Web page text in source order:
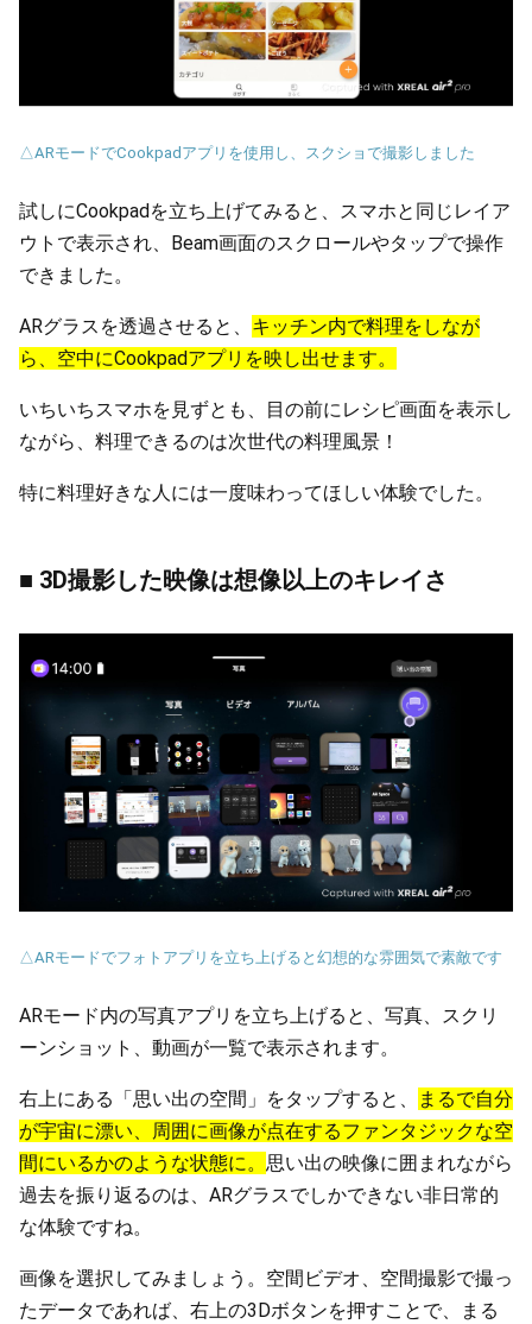
△ARモードでCookpadアプリを使用し、スクショで撮影しました
試しにCookpadを立ち上げてみると、スマホと同じレイア
ウトで表示され、Beam画面のスクロールやタップで操作
できました。
ARグラスを透過させると、 キッチン内で料理をしなが
ら、空中にCookpadアプリを映し出せます。
いちいちスマホを見ずとも、目の前にレシピ画面を表示し
ながら、料理できるのは次世代の料理風景！
特に料理好きな人には一度味わってほしい体験でした。
■ 3D撮影した映像は想像以上のキレイさ
△ARモードでフォトアプリを立ち上げると幻想的な雰囲気で素敵です
ARモード内の写真アプリを立ち上げると、写真、スクリ
ーンショット、動画が一覧で表示されます。
右上にある「思い出の空間」をタップすると、
まるで自分
が宇宙に漂い、周囲に画像が点在するファンタジックな空
間にいるかのような状態に。 思い出の映像に囲まれながら
過去を振り返るのは、ARグラスでしかできない非日常的
な体験ですね。
画像を選択してみましょう。空間ビデオ、空間撮影で撮っ
たデータであれば、右上の3Dボタンを押すことで、まる